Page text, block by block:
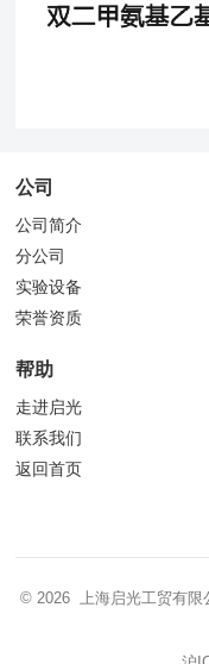
公司
公司简介
分公司
实验设备
荣誉资质
帮助
走进启光
联系我们
返回首页
© 2026 上海启光工贸有限